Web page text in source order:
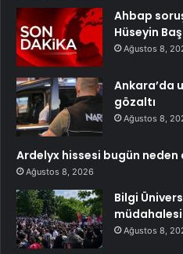
Ahbap
Hüseyin
Ağustos 8,
Ankara’da
gözaltı
Ağustos 8,
Ardelyx hissesi bugün neden
Ağustos 8, 2026
Bilgi
Ağustos 8,